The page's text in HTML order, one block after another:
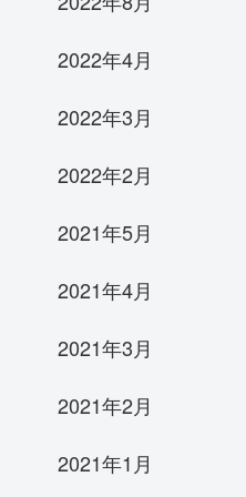
2022年4月
2022年3月
2022年2月
2021年5月
2021年4月
2021年3月
2021年2月
2021年1月